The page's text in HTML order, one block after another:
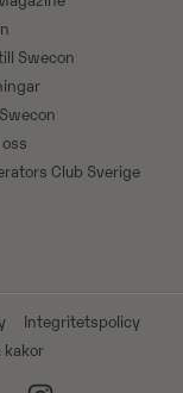
Swecon
Club Sverige
Integritetspolicy
kakor